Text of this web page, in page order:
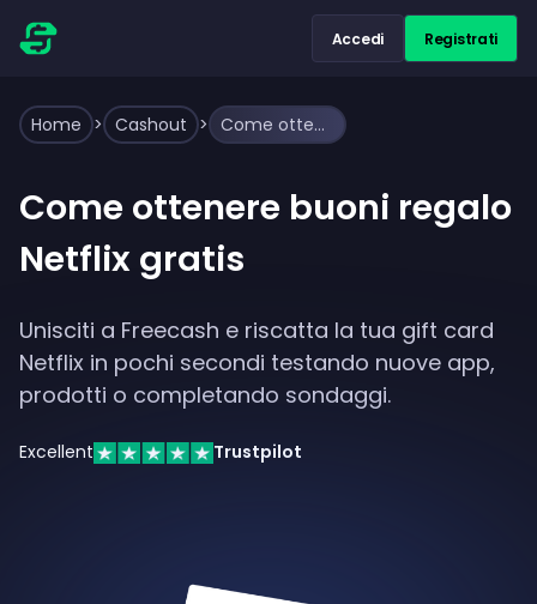
Accedi Registrati
Home > Cashout > Come ottenere buoni regalo Netflix gratis
Come ottenere buoni regalo
Netflix gratis
Unisciti a Freecash e riscatta la tua gift card
Netflix in pochi secondi testando nuove app,
prodotti o completando sondaggi.
Excellent Trustpilot